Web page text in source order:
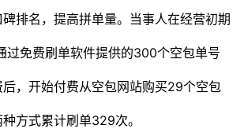
排名，提高拼单量。当事人在经营初期
过免费刷单软件提供的300个空包单号
，开始付费从空包网站购买29个空包
方式累计刷单329次。